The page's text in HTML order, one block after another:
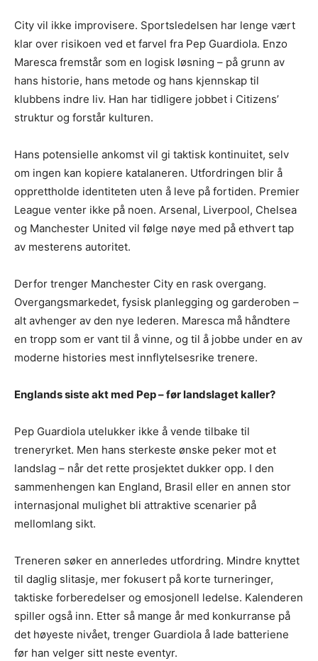
City vil ikke improvisere. Sportsledelsen har lenge vært
klar over risikoen ved et farvel fra Pep Guardiola. Enzo
Maresca fremstår som en logisk løsning – på grunn av
hans historie, hans metode og hans kjennskap til
klubbens indre liv. Han har tidligere jobbet i Citizens’
struktur og forstår kulturen.
Hans potensielle ankomst vil gi taktisk kontinuitet, selv
om ingen kan kopiere katalaneren. Utfordringen blir å
opprettholde identiteten uten å leve på fortiden. Premier
League venter ikke på noen. Arsenal, Liverpool, Chelsea
og Manchester United vil følge nøye med på ethvert tap
av mesterens autoritet.
Derfor trenger Manchester City en rask overgang.
Overgangsmarkedet, fysisk planlegging og garderoben –
alt avhenger av den nye lederen. Maresca må håndtere
en tropp som er vant til å vinne, og til å jobbe under en av
moderne histories mest innflytelsesrike trenere.
Englands siste akt med Pep – før landslaget kaller?
Pep Guardiola utelukker ikke å vende tilbake til
treneryrket. Men hans sterkeste ønske peker mot et
landslag – når det rette prosjektet dukker opp. I den
sammenhengen kan England, Brasil eller en annen stor
internasjonal mulighet bli attraktive scenarier på
mellomlang sikt.
Treneren søker en annerledes utfordring. Mindre knyttet
til daglig slitasje, mer fokusert på korte turneringer,
taktiske forberedelser og emosjonell ledelse. Kalenderen
spiller også inn. Etter så mange år med konkurranse på
det høyeste nivået, trenger Guardiola å lade batteriene
før han velger sitt neste eventyr.